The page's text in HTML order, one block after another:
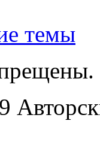
темы